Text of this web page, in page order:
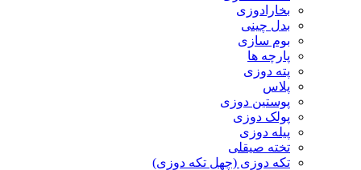
بخارادوزی
بدل چینی
بوم سازی
پارچه ها
پته دوزی
پلاس
پوستین دوزی
پولک دوزی
پیله دوزی
تخته صیقلی
تکه دوزی (چهل تکه دوزی)